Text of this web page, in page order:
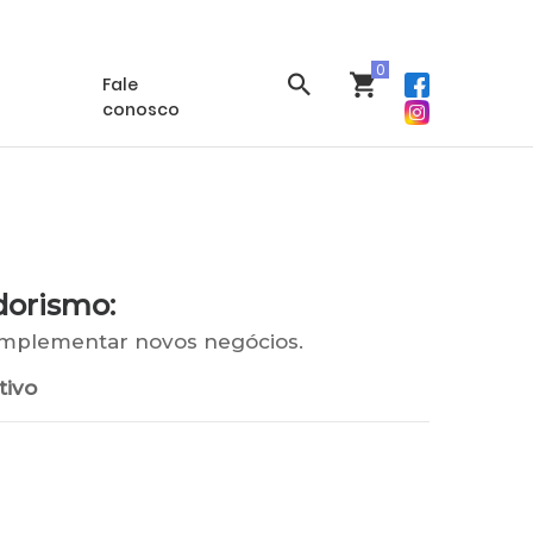
Suporte
Fale
conosco
novos negócios.